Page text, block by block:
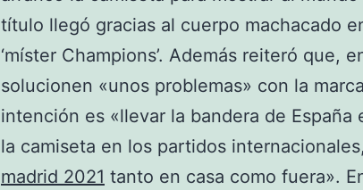
título llegó gracias al cuerpo machacado
‘míster Champions’. Además reiteró que,
solucionen «unos problemas» con la
intención es «llevar la bandera de España
la camiseta en los partidos internacionales,
madrid 2021 tanto en casa como fuera».